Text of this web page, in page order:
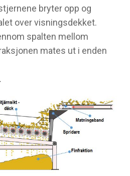
bryter opp og
over visningsdekket.
spalten mellom
mates ut i enden